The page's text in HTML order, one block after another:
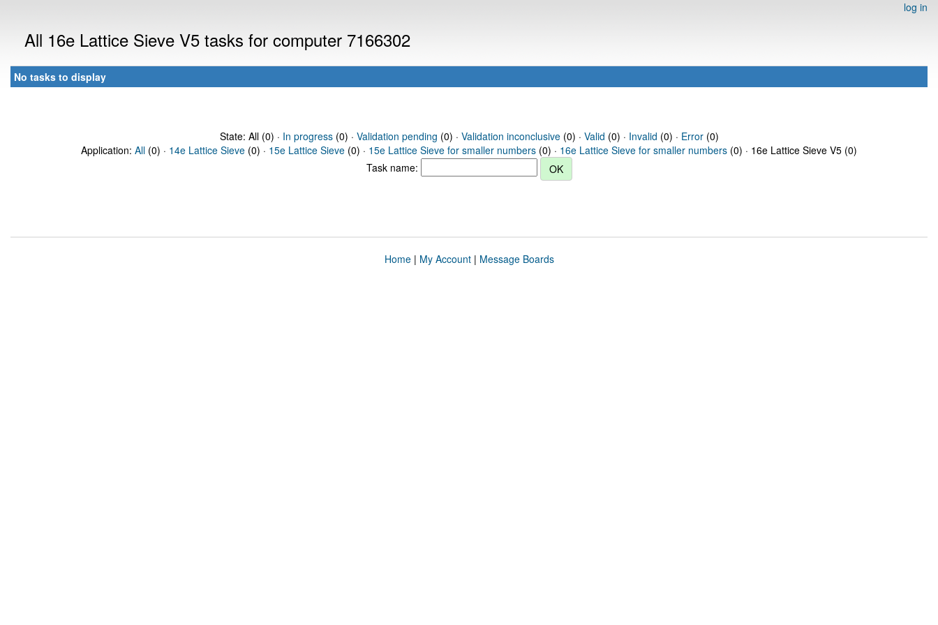
log in
All 16e Lattice Sieve V5 tasks for computer 7166302
No tasks to display
State: All (0) · In progress(0) · Validation pending (0) · Validation inconclusive(0) · Valid (0) · Invalid (0) · Error(0)
Application: All (0) · 14e Lattice Sieve (0) · 15e Lattice Sieve (0) · 15e Lattice Sieve for smaller numbers (0) · 16e Lattice Sieve for smaller numbers (0) · 16e Lattice Sieve V5 (0)
Task name:
Home| My Account| Message Boards